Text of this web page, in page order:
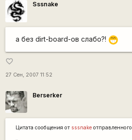
Sssnake
а без dirt-board-ов слабо?! ;D
favorite_border
27 Сен, 2007 11:52
Berserker
Цитата сообщения от sssnakeотправленного